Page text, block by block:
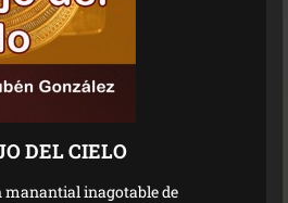
DEL CIELO
manantial inagotable de